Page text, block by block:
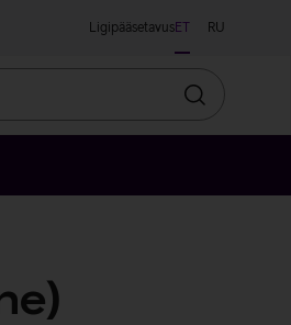
LigipääsetavusET RU
Otsin